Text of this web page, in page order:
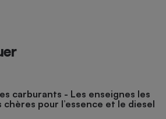
carburants - Les enseignes les
chères pour l’essence et le diesel